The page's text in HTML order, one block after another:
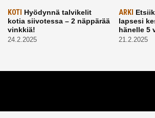
KOTI Hyödynnä talvikelit
kotia siivotessa – 2 näppärää
vinkkiä!
24.2.2025
ARKI
lapsesi
hänelle 5
21.2.2025